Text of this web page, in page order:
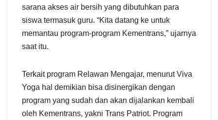
sarana akses air bersih yang dibutuhkan para
siswa termasuk guru. “Kita datang ke untuk
memantau program-program Kementrans,” ujarnya
saat itu.
Terkait program Relawan Mengajar, menurut Viva
Yoga hal demikian bisa disinergikan dengan
program yang sudah dan akan dijalankan kembali
oleh Kementrans, yakni Trans Patriot. Program